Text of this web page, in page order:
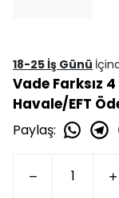
18-25 İş Günü
Vade Farksız
Havale/EFT
Paylaş: